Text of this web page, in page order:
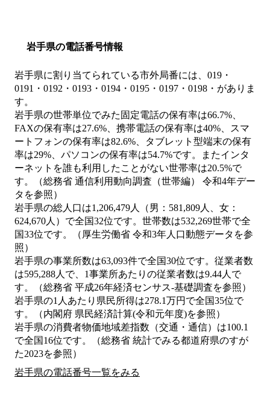
岩手県の電話番号情報
岩手県に割り当てられている市外局番には、019・
0191・0192・0193・0194・0195・0197・0198・がありま
す。
岩手県の世帯単位でみた固定電話の保有率は66.7%、
FAXの保有率は27.6%、携帯電話の保有率は40%、スマ
ートフォンの保有率は82.6%、タブレット型端末の保有
率は29%、パソコンの保有率は54.7%です。またインタ
ーネットを誰も利用したことがない世帯率は20.5%で
す。（総務省 通信利用動向調査（世帯編） 令和4年デー
タを参照）
岩手県の総人口は1,206,479人（男：581,809人、女：
624,670人）で全国32位です。世帯数は532,269世帯で全
国33位です。（厚生労働省 令和3年人口動態データを参
照）
岩手県の事業所数は63,093件で全国30位です。従業者数
は595,288人で、1事業所あたりの従業者数は9.44人で
す。（総務省 平成26年経済センサス‐基礎調査を参照）
岩手県の1人あたり県民所得は278.1万円で全国35位で
す。（内閣府 県民経済計算(令和元年度)を参照）
岩手県の消費者物価地域差指数（交通・通信）は100.1
で全国16位です。（総務省 統計でみる都道府県のすが
た2023を参照）
岩手県の電話番号一覧をみる